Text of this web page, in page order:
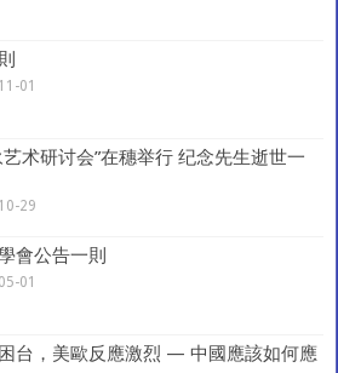
01
艺术研讨会”在穗举行 纪念先生逝世一
29
會公告一則
01
台，美歐反應激烈 — 中國應該如何應